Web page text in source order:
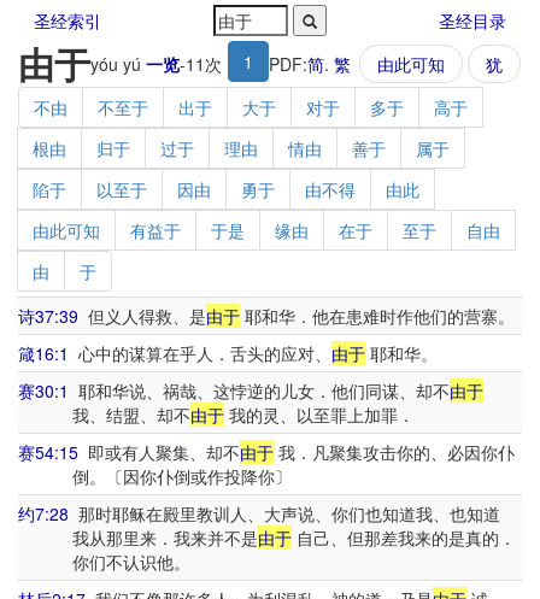
圣经索引 圣经目录
由于yóu yú 一览-11 次 1 PDF:简. 繁 由此可知
犹
不由
不至于 出于 大于 对于 多于
高于
根由
归于 过于 理由 情由 善于
属于
陷于
以至于 因由 勇于 由不得
由此
由此可知
有益于 于是 缘由 在于 至于
自由
由
于
诗37:39 但义人得救、是由于 耶和华．他在患难时作他们的营寨。
箴16:1 心中的谋算在乎人．舌头的应对、 由于 耶和华。
赛30:1 耶和华说、祸哉、这悖逆的儿女．他们同谋、却不由于
我、结盟、却不由于我的灵、以至罪上加罪．
赛54:15 即或有人聚集、却不由于 我．凡聚集攻击你的、必因你仆
倒。〔因你仆倒或作投降你〕
约7:28 那时耶稣在殿里教训人、大声说、你们也知道我、也知道
我从那里来．我来并不是由于自己、但那差我来的是真的．
你们不认识他。